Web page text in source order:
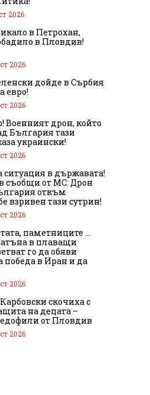
2026
в Петрохан,
в Пловдив!
2026
дойде в Сърбия
евро!
2026
Военният дрон, който
България тази
украински!
2026
в държавата!
съобщи от МС: Дрон
откъм
взривен тази сутрин!
2026
паметниците …
в плаващи
го да обяви
в Иран и да
2026
скочиха с
на децата –
от Пловдив
2026